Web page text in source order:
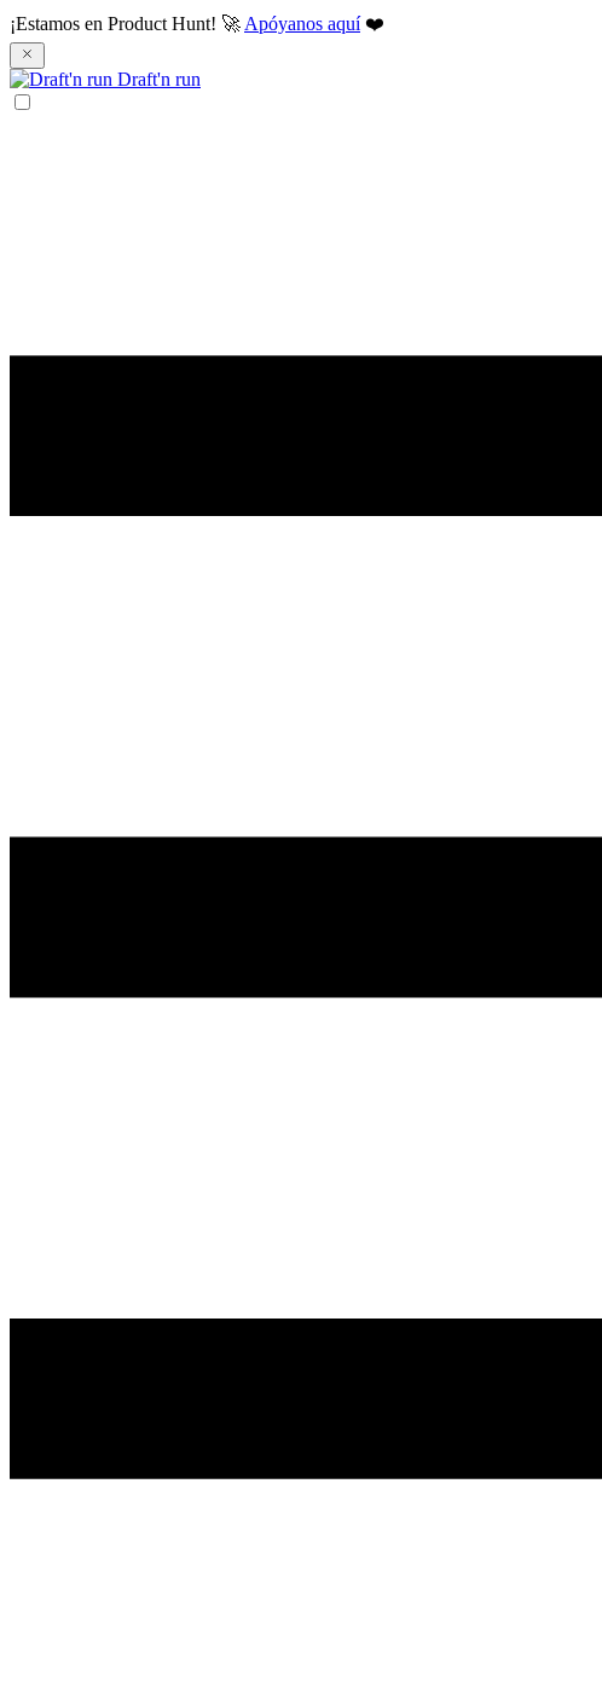
¡Estamos en Product Hunt! 🚀 Apóyanos aquí❤️
Draft'n run